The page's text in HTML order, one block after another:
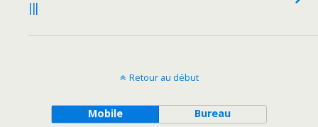
III
Retour au début
Mobile Bureau